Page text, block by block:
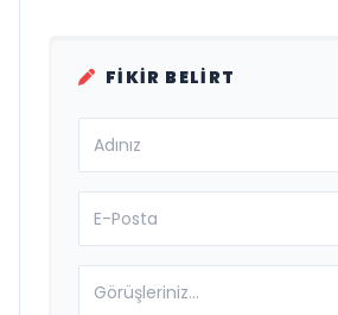
FIKIR BELIRT